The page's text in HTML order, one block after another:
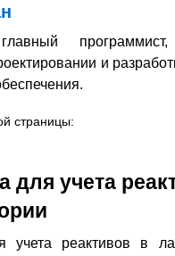
и
страницы:
для учета
учета реактивов в